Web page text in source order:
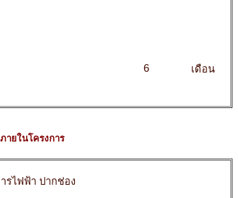
6 เดือน
ายในโครงการ
รไฟฟ้า ปากช่อง